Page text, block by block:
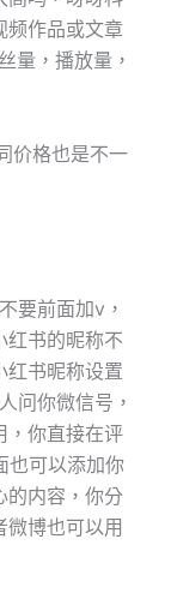
频作品或文章
量，播放量，
价格也是不一
要前面加v，
红书的昵称不
红书昵称设置
问你微信号，
，你直接在评
也可以添加你
的内容，你分
博也可以用